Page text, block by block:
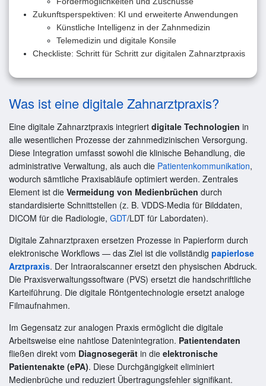
Zukunftsperspektiven: KI und erweiterte Anwendungen
Künstliche Intelligenz in der Zahnmedizin
Telemedizin und digitale Konsile
Checkliste: Schritt für Schritt zur digitalen Zahnarztpraxis
Was ist eine digitale Zahnarztpraxis?
Eine digitale Zahnarztpraxis integriert digitale Technologien in
alle wesentlichen Prozesse der zahnmedizinischen Versorgung.
Diese Integration umfasst sowohl die klinische Behandlung, die
administrative Verwaltung, als auch die Patientenkommunikation,
wodurch sämtliche Praxisabläufe optimiert werden. Zentrales
Element ist die Vermeidung von Medienbrüchen durch
standardisierte Schnittstellen (z. B. VDDS-Media für Bilddaten,
DICOM für die Radiologie, GDT/LDT für Labordaten).
Digitale Zahnarztpraxen ersetzen Prozesse in Papierform durch
elektronische Workflows — das Ziel ist die vollständig papierlose
Arztpraxis. Der Intraoralscanner ersetzt den physischen Abdruck.
Die Praxisverwaltungssoftware (PVS) ersetzt die handschriftliche
Karteiführung. Die digitale Röntgentechnologie ersetzt analoge
Filmaufnahmen.
Im Gegensatz zur analogen Praxis ermöglicht die digitale
Arbeitsweise eine nahtlose Datenintegration. Patientendaten
fließen direkt vom Diagnosegerät in die elektronische
Patientenakte (ePA). Diese Durchgängigkeit eliminiert
Medienbrüche und reduziert Übertragungsfehler signifikant.